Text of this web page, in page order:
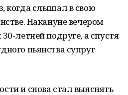
когда слышал в свою
Накануне вечером
летней подруге, а спустя
пьянства супруг
и снова стал выяснять